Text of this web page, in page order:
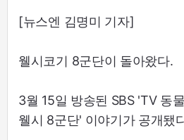
[뉴스엔 김명미 기자]
웰시코기 8군단이 돌아왔다.
3월 15일 방송된 SBS 'TV 동
웰시 8군단' 이야기가 공개됐